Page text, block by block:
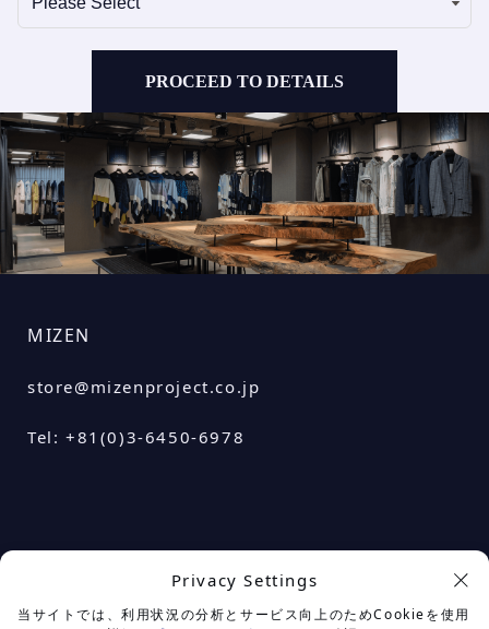
Privacy Settings
当サイトでは、利用状況の分析とサービス向上のためCookieを使用
PROCEED TO DETAILS
MIZEN
store@mizenproject.co.jp
Tel: +81(0)3-6450-6978
余白を楽しむプロジェクト